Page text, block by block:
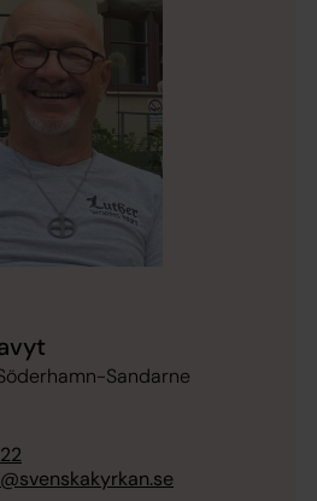
Sandarne